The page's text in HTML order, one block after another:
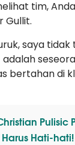
tim,
Gullit.
saya
bertahan di
Pulisic
Hati-hati!